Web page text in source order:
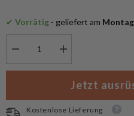
✔ Vorrätig - geliefert am
für
Paracord
Menge
für
Mil-
Tec
Paracord
Jetzt
Kostenlose Lieferung